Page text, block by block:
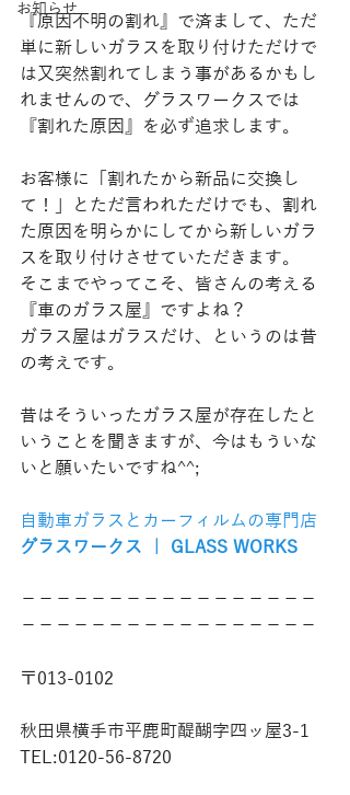
お知らせ
『原因不明の割れ』で済まして、ただ
単に新しいガラスを取り付けただけで
は又突然割れてしまう事があるかもし
れませんので、グラスワークスでは
『割れた原因』を必ず追求します。
お客様に「割れたから新品に交換し
て！」とただ言われただけでも、割れ
た原因を明らかにしてから新しいガラ
スを取り付けさせていただきます。
そこまでやってこそ、皆さんの考える
『車のガラス屋』ですよね？
ガラス屋はガラスだけ、というのは昔
の考えです。
昔はそういったガラス屋が存在したと
いうことを聞きますが、今はもういな
いと願いたいですね^^;
自動車ガラスとカーフィルムの専門店
グラスワークス ｜ GLASS WORKS
−−−−−−−−−−−−−−−−−
−−−−−−−−−−−−−−−−−
〒013-0102
秋田県横手市平鹿町醍醐字四ッ屋3-1
TEL:0120-56-8720